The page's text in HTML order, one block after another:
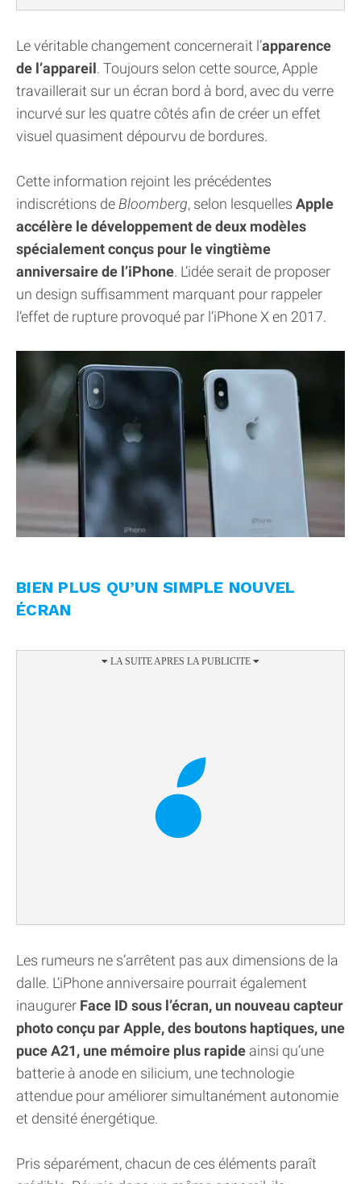
Le véritable changement concernerait l’apparence
de l’appareil. Toujours selon cette source, Apple
travaillerait sur un écran bord à bord, avec du verre
incurvé sur les quatre côtés afin de créer un effet
visuel quasiment dépourvu de bordures.
Cette information rejoint les précédentes
indiscrétions de Bloomberg, selon lesquelles Apple
accélère le développement de deux modèles
spécialement conçus pour le vingtième
anniversaire de l’iPhone. L’idée serait de proposer
un design suffisamment marquant pour rappeler
l’effet de rupture provoqué par l’iPhone X en 2017.
BIEN PLUS QU’UN SIMPLE NOUVEL
ÉCRAN
Les rumeurs ne s’arrêtent pas aux dimensions de la
dalle. L’iPhone anniversaire pourrait également
inaugurer Face ID sous l’écran, un nouveau capteur
photo conçu par Apple, des boutons haptiques, une
puce A21, une mémoire plus rapide ainsi qu’une
batterie à anode en silicium, une technologie
attendue pour améliorer simultanément autonomie
et densité énergétique.
Pris séparément, chacun de ces éléments paraît